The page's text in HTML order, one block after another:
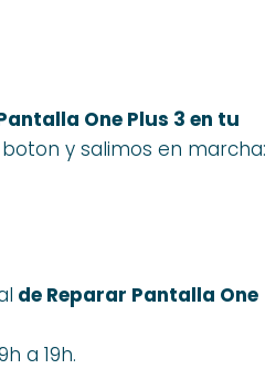
One Plus 3 en tu
y salimos en marcha:
de Reparar Pantalla One
a 19h.